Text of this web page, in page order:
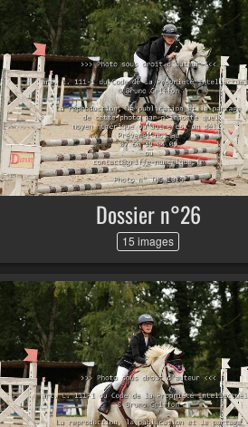
Dossier n°26
15 images